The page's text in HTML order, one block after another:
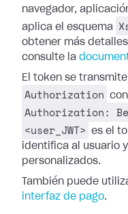
navegador,
aplica el esquema
obtener más
consulte la
El token se
Authorization
Authorization:
<user_JWT>
es el
identifica al usuario
personalizados.
También puede
interfaz de pago.